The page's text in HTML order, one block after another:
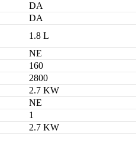
DA
DA
1.8 L
NE
160
2800
2.7 KW
NE
1
2.7 KW